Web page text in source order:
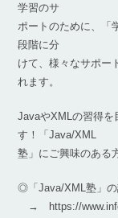
学習のサ
ポートのために、
段階に分
けて、様々なサポー
れます。
JavaやXMLの習得を
す！「Java/XML
塾」にご興味のある
◎「Java/XML塾」の
→ https://